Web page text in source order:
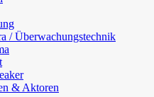
/ Überwachungstechnik
& Aktoren